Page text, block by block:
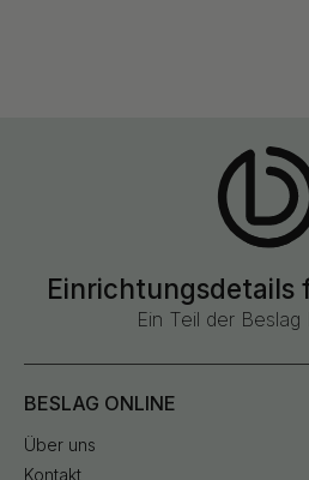
Einrichtungsdetails
Ein Teil der Beslag
BESLAG ONLINE
Über uns
Kontakt